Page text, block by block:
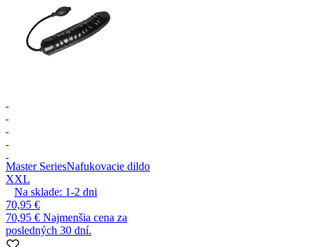
Master SeriesNafukovacie dildo
XXL
Na sklade: 1-2 dni
70,95 €
70,95 € Najmenšia cena za
posledných 30 dní.